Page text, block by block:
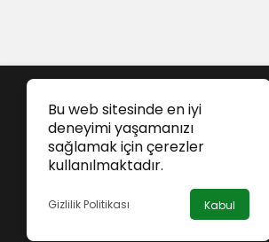
Bu web sitesinde en iyi
deneyimi yaşamanızı
sağlamak için çerezler
kullanılmaktadır.
Gizlilik Politikası Kabul